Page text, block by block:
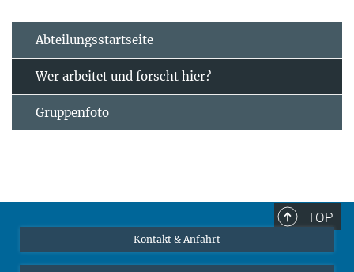
Abteilungsstartseite
Wer arbeitet und forscht hier?
Gruppenfoto
TOP
Kontakt & Anfahrt